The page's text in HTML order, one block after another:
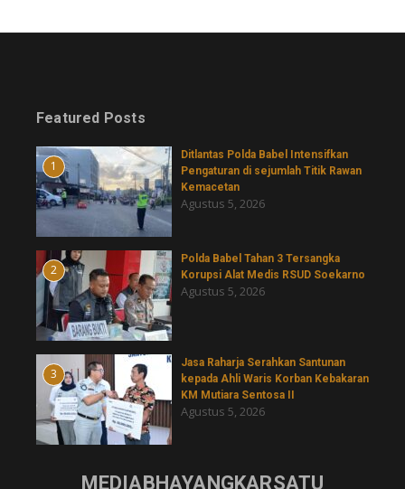
Featured Posts
1
Ditlantas Polda Babel Intensifkan
Pengaturan di sejumlah Titik Rawan
Kemacetan
Agustus 5, 2026
2
Polda Babel Tahan 3 Tersangka
Korupsi Alat Medis RSUD Soekarno
Agustus 5, 2026
3
Jasa Raharja Serahkan Santunan
kepada Ahli Waris Korban Kebakaran
KM Mutiara Sentosa II
Agustus 5, 2026
MEDIABHAYANGKARSATU